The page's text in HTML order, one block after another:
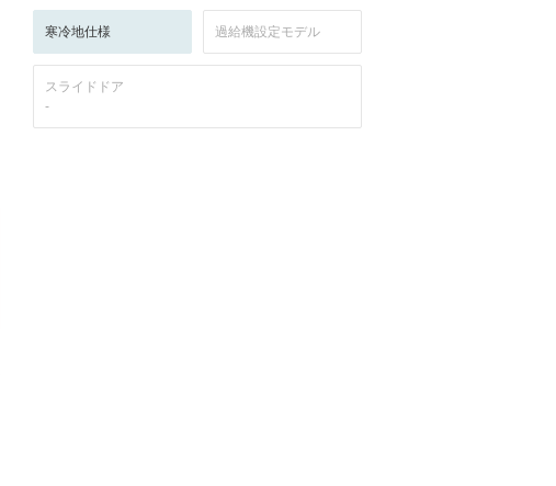
寒冷地仕様 過給機設定モデル
スライドドア
-